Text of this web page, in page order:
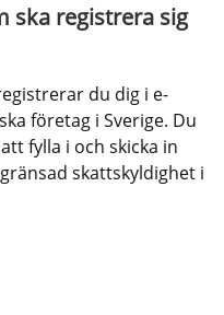
ska registrera sig
du dig i e-
företag i Sverige. Du
fylla i och skicka in
skattskyldighet i